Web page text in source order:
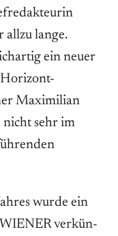
allzu lange.
ein neuer
Maximilian
sehr im
wurde ein
verkün­